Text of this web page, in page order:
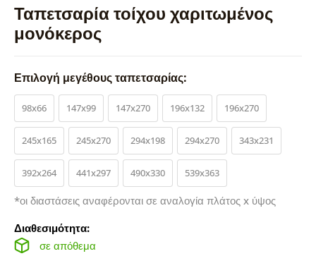
Ταπετσαρία τοίχου χαριτωμένος
μονόκερος
Επιλογή μεγέθους ταπετσαρίας:
98x66 147x99 147x270 196x132 196x270
245x165 245x270 294x198 294x270 343x231
392x264 441x297 490x330 539x363
*οι διαστάσεις αναφέρονται σε αναλογία πλάτος x ύψος
Διαθεσιμότητα:
σε απόθεμα